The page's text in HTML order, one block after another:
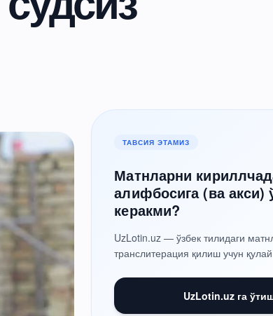
ТАВСИЯ ЭТАМИЗ
Матнларни
алифбосига (ва акси)
керакми?
UzLotin.uz — ўзбек тилидаги
транслитерация қилиш учун
UzLotin.uz га